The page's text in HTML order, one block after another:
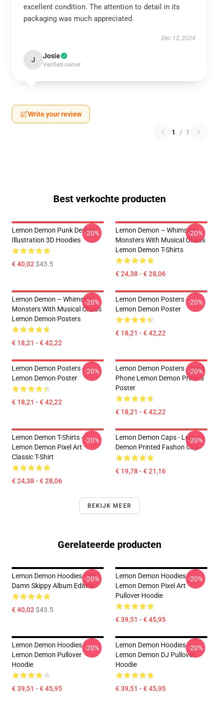
excellent condition. The attention to detail in its
packaging was much appreciated.
Dec 12, 2024
J Josie
Verified owner
Write your review
1 / 1
Best verkochte producten
Lemon Demon Punk Demon
Illustration 3D Hoodies
€ 40,02$43.5
-20%
Lemon Demon – Whimsical
Monsters With Musical Chaos
Lemon Demon T-Shirts
€ 24,38 - € 28,06
-20%
Lemon Demon – Whimsical
Monsters With Musical Chaos
Lemon Demon Posters
€ 18,21 - € 42,22
-20%
Lemon Demon Posters -
Lemon Demon Poster
€ 18,21 - € 42,22
-20%
Lemon Demon Posters -
Lemon Demon Poster
€ 18,21 - € 42,22
-20%
Lemon Demon Posters - Spirit
Phone Lemon Demon Printed
Poster
€ 18,21 - € 42,22
-20%
Lemon Demon T-Shirts -
Lemon Demon Pixel Art
Classic T-Shirt
€ 24,38 - € 28,06
-20%
Lemon Demon Caps - Lemon
Demon Printed Fashon Cap
€ 19,78 - € 21,16
-20%
BEKIJK MEER
Gerelateerde producten
Lemon Demon Hoodies - 3D
Damn Skippy Album Edition
€ 40,02$43.5
-20%
Lemon Demon Hoodies -
Lemon Demon Pixel Art
Pullover Hoodie
€ 39,51 - € 45,95
-20%
Lemon Demon Hoodies -
Lemon Demon Pullover
Hoodie
€ 39,51 - € 45,95
-20%
Lemon Demon Hoodies.
Lemon Demon DJ Pullover
Hoodie
€ 39,51 - € 45,95
-20%